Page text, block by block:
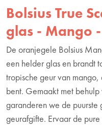
Bolsius True
glas - Mango
De oranjegele Bolsius
een helder glas en brandt
tropische geur van
bent. Gemaakt met
garanderen we de puurste
geurafgifte. Ervaar de